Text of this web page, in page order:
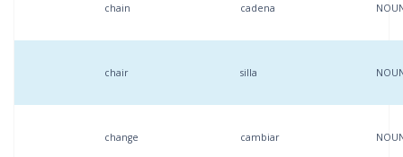
chain cadena
chair silla
change cambiar